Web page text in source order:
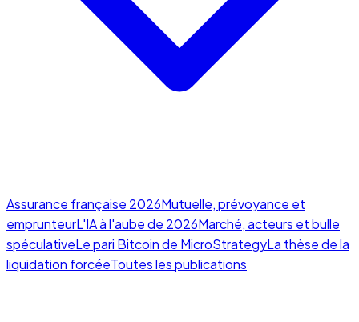
Assurance française 2026Mutuelle, prévoyance et
emprunteurL'IA à l'aube de 2026Marché, acteurs et bulle
spéculativeLe pari Bitcoin de MicroStrategyLa thèse de la
liquidation forcéeToutes les publications